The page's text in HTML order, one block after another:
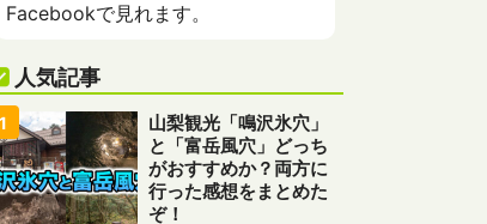
Facebookで見れます。
人気記事
山梨観光「鳴沢氷穴」
と「富岳風穴」どっち
がおすすめか？両方に
行った感想をまとめた
ぞ！